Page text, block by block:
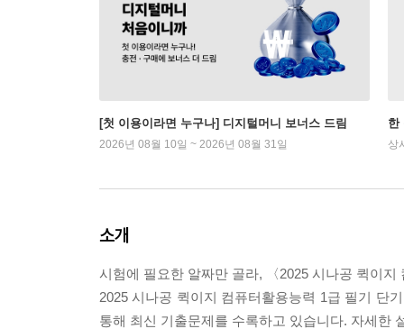
[첫 이용이라면 누구나] 디지털머니 보너스 드림
2026년 08월 10일 ~ 2026년 08월 31일
한
상
소개
시험에 필요한 알짜만 골라, 〈2025 시나공 퀵이
2025 시나공 퀵이지 컴퓨터활용능력 1급 필기 단
통해 최신 기출문제를 수록하고 있습니다. 자세한